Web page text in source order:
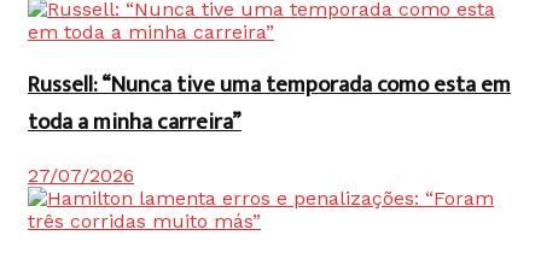
Russell: “Nunca tive uma temporada como esta em
toda a minha carreira”
27/07/2026